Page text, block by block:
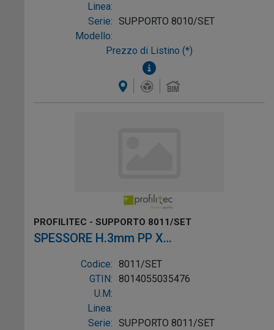
Linea:
Serie: SUPPORTO 8010/SET
Modello:
Prezzo di Listino (*)
PROFILITEC - SUPPORTO 8011/SET
SPESSORE H.3mm PP X
LASTRE/GALLEGG.
Codice: 8011/SET
GTIN: 8014055035476
U.M:
Linea:
Serie: SUPPORTO 8011/SET